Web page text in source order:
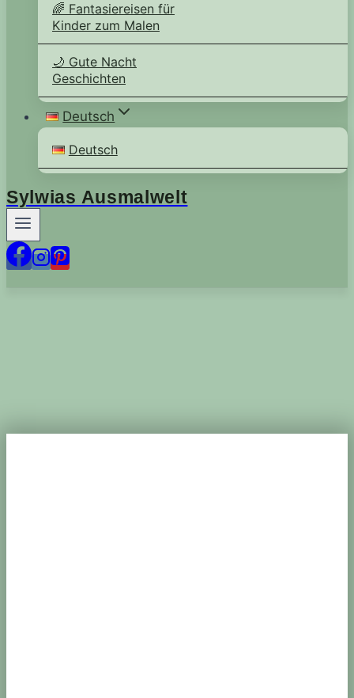
🌈 Fantasiereisen für
Kinder zum Malen
🌙 Gute Nacht
Geschichten
Deutsch
Deutsch
Sylwias Ausmalwelt